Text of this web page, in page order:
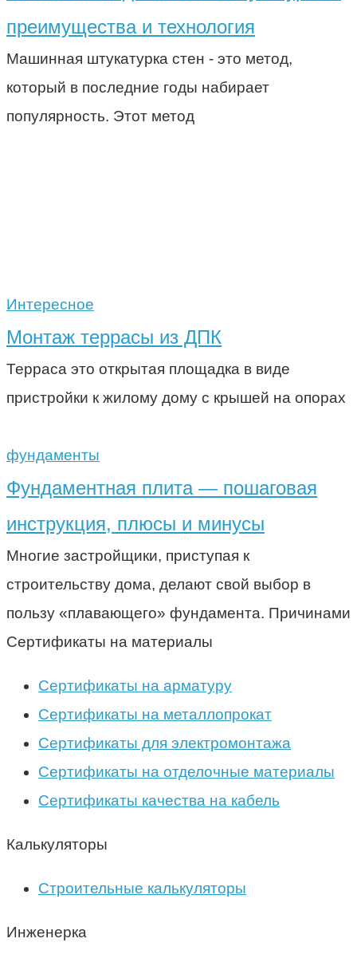
преимущества и технология
Машинная штукатурка стен - это метод,
который в последние годы набирает
популярность. Этот метод
Интересное
Монтаж террасы из ДПК
Терраса это открытая площадка в виде
пристройки к жилому дому с крышей на опорах
фундаменты
Фундаментная плита — пошаговая
инструкция, плюсы и минусы
Многие застройщики, приступая к
строительству дома, делают свой выбор в
пользу «плавающего» фундамента. Причинами
Сертификаты на материалы
Сертификаты на арматуру
Сертификаты на металлопрокат
Сертификаты для электромонтажа
Сертификаты на отделочные материалы
Сертификаты качества на кабель
Калькуляторы
Строительные калькуляторы
Инженерка